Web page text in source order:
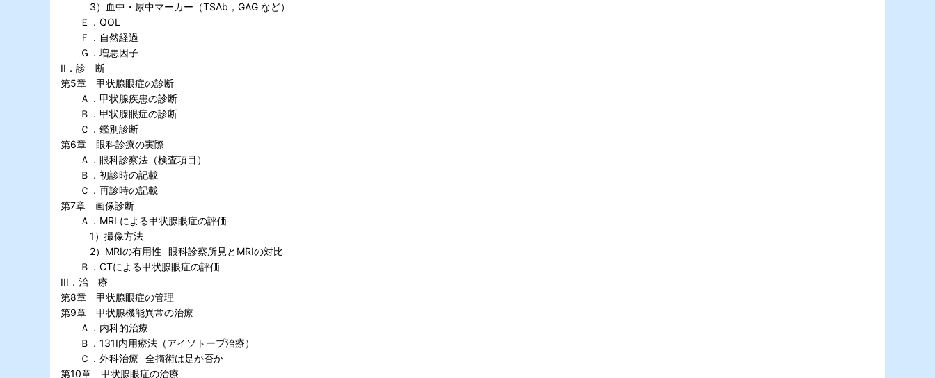
3）血中・尿中マーカー（TSAb，GAG など）
Ｅ．QOL
Ｆ．自然経過
Ｇ．増悪因子
II．診 断
第5章 甲状腺眼症の診断
Ａ．甲状腺疾患の診断
Ｂ．甲状腺眼症の診断
Ｃ．鑑別診断
第6章 眼科診療の実際
Ａ．眼科診察法（検査項目）
Ｂ．初診時の記載
Ｃ．再診時の記載
第7章 画像診断
Ａ．MRI による甲状腺眼症の評価
1）撮像方法
2）MRIの有用性─眼科診察所見とMRIの対比
Ｂ．CTによる甲状腺眼症の評価
III．治 療
第8章 甲状腺眼症の管理
第9章 甲状腺機能異常の治療
Ａ．内科的治療
Ｂ．131I内用療法（アイソトープ治療）
Ｃ．外科治療─全摘術は是か否か─
第10章 甲状腺眼症の治療